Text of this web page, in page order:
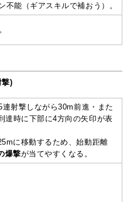
不能（ギアスキルで補おう）。
撃)
射撃しながら30m前進・また
達時に下部に4方向の矢印が表
に移動するため、始動距離
爆撃が当てやすくなる。